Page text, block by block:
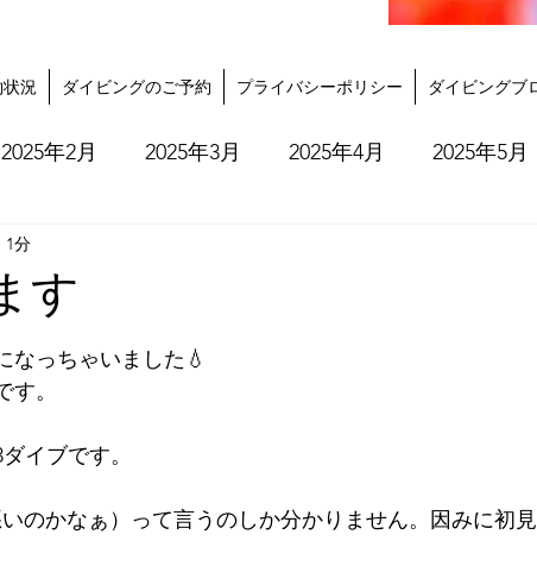
況 ダイビングのご予約 プライバシーポリシー ダイビングブ
2025年2月 2025年3月 2025年4月 2025年5月
す
1分
。
なっちゃいました💧
。
イブです。
のかなぁ）って言うのしか分かりません。因みに初